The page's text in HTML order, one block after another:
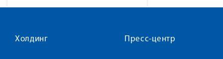
Холдинг Пресс-центр